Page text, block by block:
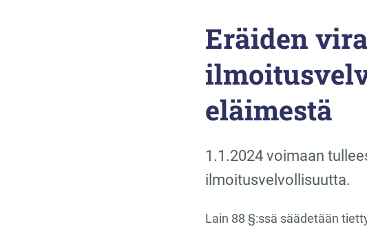
Eräiden
eläimestä
1.1.2024 voimaan
ilmoitusvelvollisuutta.
Lain 88 §:ssä säädetään